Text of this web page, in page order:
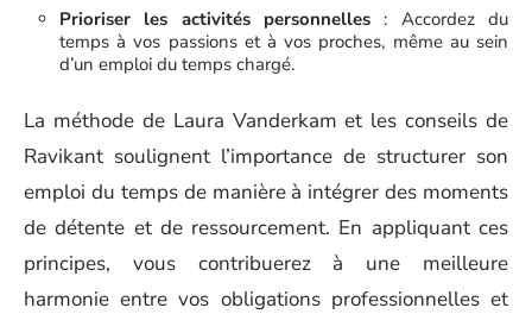
Prioriser les activités personnelles : Accordez du
temps à vos passions et à vos proches, même au sein
d’un emploi du temps chargé.
La méthode de Laura Vanderkam et les conseils de
Ravikant soulignent l’importance de structurer son
emploi du temps de manière à intégrer des moments
de détente et de ressourcement. En appliquant ces
principes, vous contribuerez à une meilleure
harmonie entre vos obligations professionnelles et